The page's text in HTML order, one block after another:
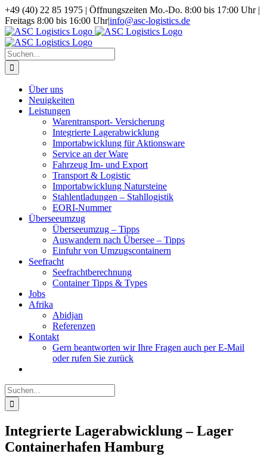
Zum
Inhalt
springen
Facebook
+49 (40) 22 85 1975 | Öffnungszeiten Mo.-Do. 8:00 bis 17:00 Uhr |
Freitags 8:00 bis 16:00 Uhr|info@asc-logistics.de
Suche
nach:
Über uns
Neuigkeiten
Leistungen
Warentransport- Versicherung
Integrierte Lagerabwicklung
Importabwicklung für Aktionsware
Service an der Ware
Fahrzeug Im- und Export
Transport & Logistic
Importabwicklung Natursteine
Stahlentladungen – Stahllogistik
EORI-Nummer
Überseeumzug
Überseeumzug – Tipps
Auswandern nach Übersee – Tipps
Einfuhr von Umzugscontainern
Seefracht
Seefrachtberechnung
Container Tipps & Types
Jobs
Afrika
Abidjan
Referenzen
Kontakt
Gern beantworten wir Ihre Fragen auch per E-Mail
oder rufen Sie zurück
Suche
nach:
Integrierte Lagerabwicklung – Lager
Containerhafen Hamburg